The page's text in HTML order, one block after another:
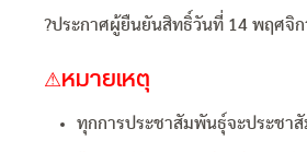
?ประกาศผู้ยืนยันสิทธิ์วันที่ 14 พฤศจิก
⚠หมายเหตุ
ทุกการประชาสัมพันธุ์จะประชา